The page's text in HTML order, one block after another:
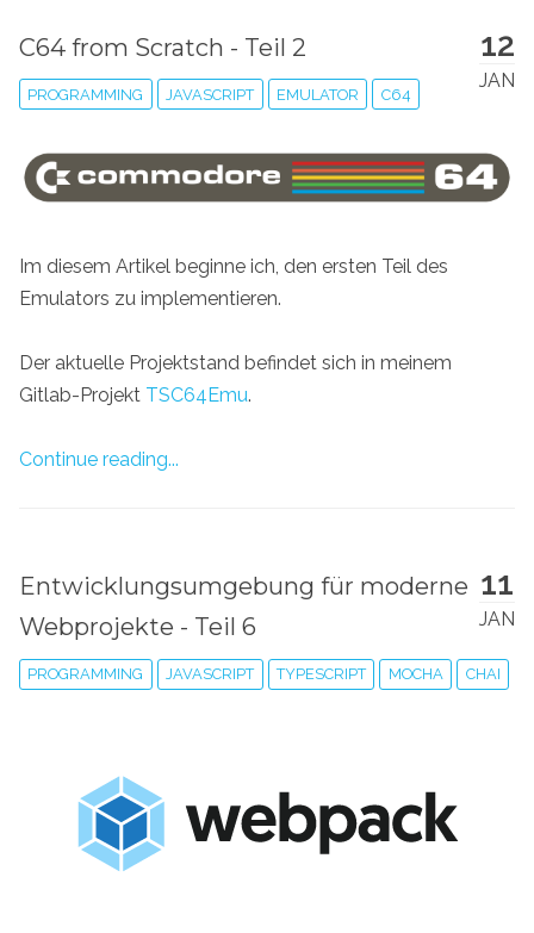
12
JAN
C64 from Scratch - Teil 2
PROGRAMMING JAVASCRIPT EMULATOR C64
Im diesem Artikel beginne ich, den ersten Teil des
Emulators zu implementieren.
Der aktuelle Projektstand befindet sich in meinem
Gitlab-Projekt TSC64Emu.
Continue reading...
11
JAN
Entwicklungsumgebung für moderne
Webprojekte - Teil 6
PROGRAMMING JAVASCRIPT TYPESCRIPT MOCHA CHAI